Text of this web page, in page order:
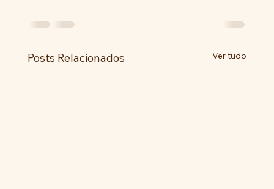
Posts Relacionados Ver tudo